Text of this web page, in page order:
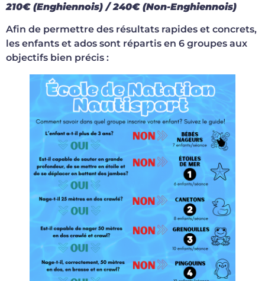
210€ (Enghiennois) / 240€ (Non-Enghiennois)
Afin de permettre des résultats rapides et concrets,
les enfants et ados sont répartis en 6 groupes aux
objectifs bien précis :